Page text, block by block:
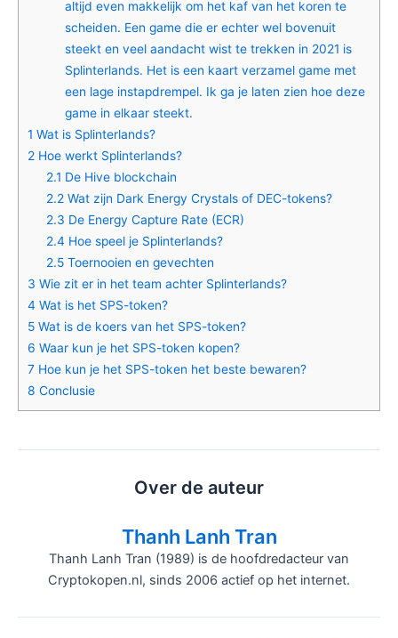
altijd even makkelijk om het kaf van het koren te
scheiden. Een game die er echter wel bovenuit
steekt en veel aandacht wist te trekken in 2021 is
Splinterlands. Het is een kaart verzamel game met
een lage instapdrempel. Ik ga je laten zien hoe deze
game in elkaar steekt.
1 Wat is Splinterlands?
2 Hoe werkt Splinterlands?
2.1 De Hive blockchain
2.2Wat zijn Dark Energy Crystals of DEC-tokens?
2.3 De Energy Capture Rate (ECR)
2.4 Hoe speel je Splinterlands?
2.5Toernooien en gevechten
3 Wie zit er in het team achter Splinterlands?
4 Wat is het SPS-token?
5 Wat is de koers van het SPS-token?
6 Waar kun je het SPS-token kopen?
7 Hoe kun je het SPS-token het beste bewaren?
8 Conclusie
Over de auteur
Thanh Lanh Tran
Thanh Lanh Tran (1989) is de hoofdredacteur van
Cryptokopen.nl, sinds 2006 actief op het internet.